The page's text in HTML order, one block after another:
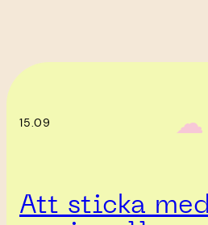
15.09 ‎ ‎‎ ☁︎‎‎
Att sticka med